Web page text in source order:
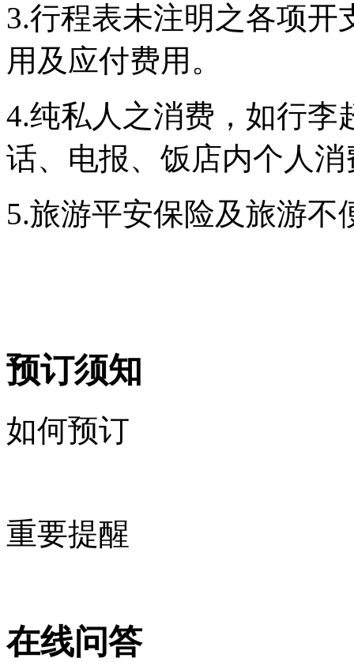
3.行程表未注明之各项开
用及 应付费用。
4.纯私人之消费 ，如行李
话、 电报、 饭 店内个人消
5.旅游平安保险及旅游不
预订须知
如何预订
重要提醒
在线问答